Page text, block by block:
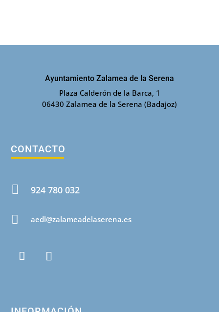
Ayuntamiento Zalamea de la Serena
Plaza Calderón de la Barca, 1
06430 Zalamea de la Serena (Badajoz)
CONTACTO
 924 780 032
 aedl@zalameadelaserena.es